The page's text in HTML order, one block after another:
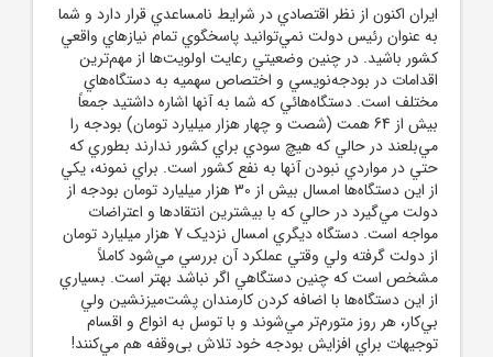
ايران اکنون از نظر اقتصادي در شرايط نامساعدي قرار دارد و شما
به عنوان رئيس‌ دولت نمي‌توانيد پاسخگوي تمام نيازهاي واقعي
کشور باشيد. در چنين وضعيتي رعايت اولويت‌ها از مهم‌ترين
اقدامات در بودجه‌نويسي و اختصاص سهميه به دستگاه‌هاي
مختلف است. دستگاه‌هائي که شما به آنها اشاره داشتيد جمعاً
بيش از 64 همت (شصت و چهار هزار ميليارد تومان) بودجه را
مي‌بلعند در حالي که هيچ سودي براي کشور ندارند بطوري که
حتي در مواردي نبودن آنها به نفع کشور است. براي نمونه، يکي
از اين دستگاه‌ها امسال بيش از 30 هزار ميليارد تومان بودجه از
دولت مي‌گيرد در حالي که با بيشترين انتقادها و اعتراضات
مواجه است. دستگاه ديگري امسال نزديک 7 هزار ميليارد تومان
از دولت گرفته ولي وقتي عملکرد آن بررسي مي‌شود کاملاً
مشخص است که چنين دستگاهي اگر نباشد بهتر است. بسياري
از اين دستگاه‌ها با اضافه کردن کارمندان پشت‌ميزنشين ولي
بي‌کار، هر روز متورم‌تر مي‌شوند و با توسل به انواع و اقسام
توجيهات براي افزايش بودجه خود تلاش بی‌وقفه هم مي‌کنند!